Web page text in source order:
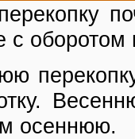
с оборотом
осеннюю.